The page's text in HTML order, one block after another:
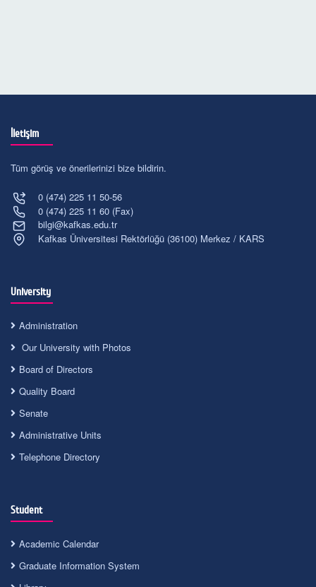
İletişim
Tüm görüş ve önerilerinizi bize bildirin.
0 (474) 225 11 50-56
0 (474) 225 11 60 (Fax)
bilgi@kafkas.edu.tr
Kafkas Üniversitesi Rektörlüğü (36100) Merkez / KARS
University
Administration
Our University with Photos
Board of Directors
Quality Board
Senate
Administrative Units
Telephone Directory
Student
Academic Calendar
Graduate Information System